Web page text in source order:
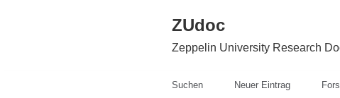
ZUdoc
Zeppelin University Research
Suchen Neuer Eintrag